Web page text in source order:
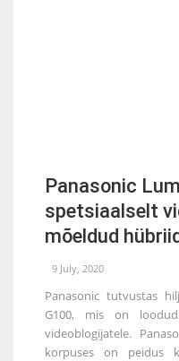
Panasonic
spetsiaalselt
mõeldud
9 July, 2020
Panasonic tutvustas
G100, mis on
videoblogijatele.
korpuses on peidus